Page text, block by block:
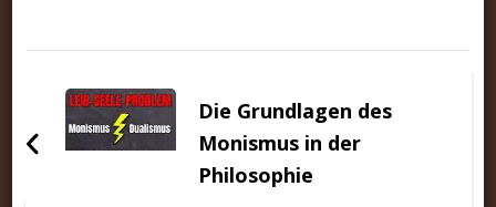
Die Grundlagen des
Monismus in der
Philosophie